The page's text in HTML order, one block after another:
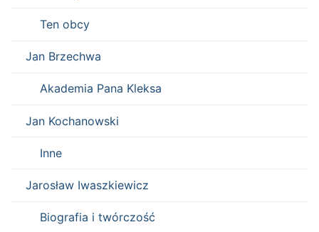
Ten obcy
Jan Brzechwa
Akademia Pana Kleksa
Jan Kochanowski
Inne
Jarosław Iwaszkiewicz
Biografia i twórczość